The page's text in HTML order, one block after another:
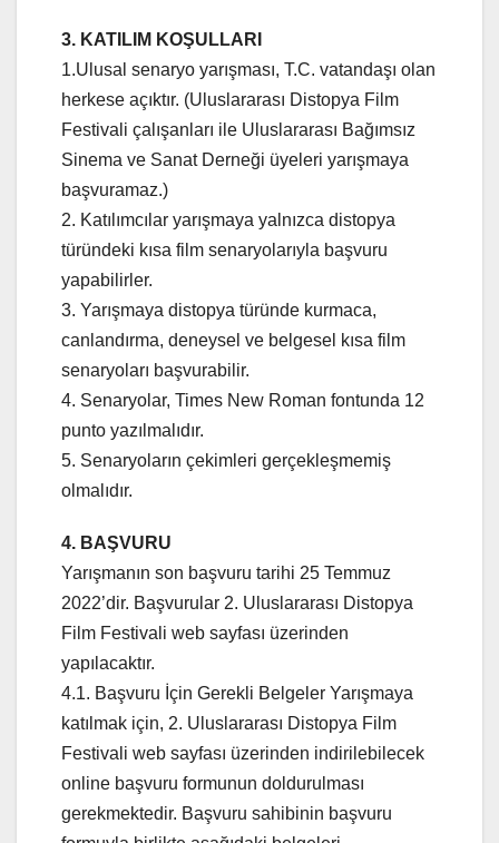
3. KATILIM KOŞULLARI
1.Ulusal senaryo yarışması, T.C. vatandaşı olan
herkese açıktır. (Uluslararası Distopya Film
Festivali çalışanları ile Uluslararası Bağımsız
Sinema ve Sanat Derneği üyeleri yarışmaya
başvuramaz.)
2. Katılımcılar yarışmaya yalnızca distopya
türündeki kısa film senaryolarıyla başvuru
yapabilirler.
3. Yarışmaya distopya türünde kurmaca,
canlandırma, deneysel ve belgesel kısa film
senaryoları başvurabilir.
4. Senaryolar, Times New Roman fontunda 12
punto yazılmalıdır.
5. Senaryoların çekimleri gerçekleşmemiş
olmalıdır.
4. BAŞVURU
Yarışmanın son başvuru tarihi 25 Temmuz
2022’dir. Başvurular 2. Uluslararası Distopya
Film Festivali web sayfası üzerinden
yapılacaktır.
4.1. Başvuru İçin Gerekli Belgeler Yarışmaya
katılmak için, 2. Uluslararası Distopya Film
Festivali web sayfası üzerinden indirilebilecek
online başvuru formunun doldurulması
gerekmektedir. Başvuru sahibinin başvuru